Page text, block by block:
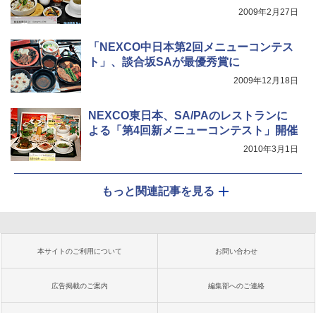
2009年2月27日
「NEXCO中日本第2回メニューコンテス
ト」、談合坂SAが最優秀賞に
2009年12月18日
NEXCO東日本、SA/PAのレストランに
よる「第4回新メニューコンテスト」開催
2010年3月1日
もっと関連記事を見る
本サイトのご利用について お問い合わせ
広告掲載のご案内 編集部へのご連絡